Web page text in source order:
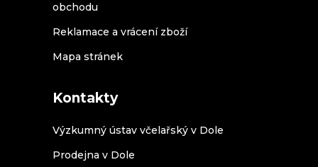
obchodu
Reklamace a vrácení zboží
Mapa stránek
Kontakty
Výzkumný ústav včelařský v Dole
Prodejna v Dole